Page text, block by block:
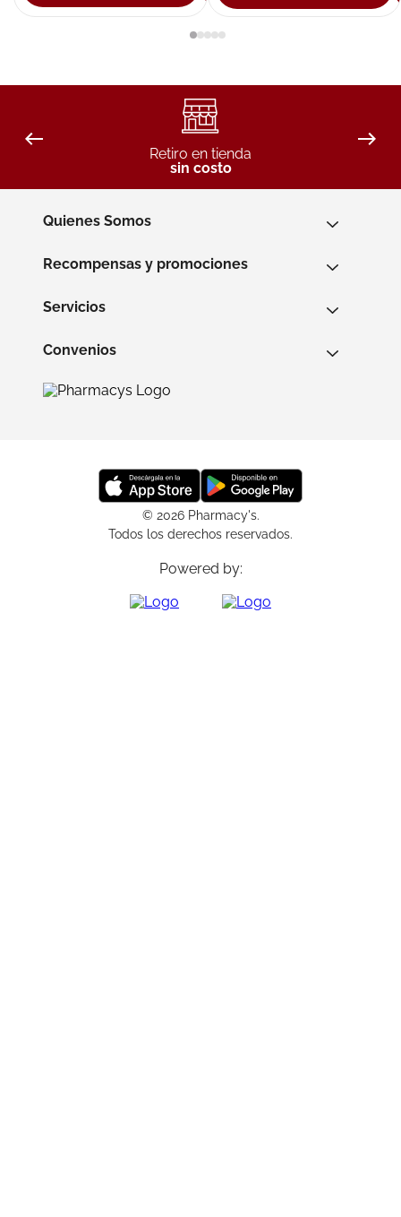
Retiro en tienda
sin costo
Quienes Somos
Recompensas y promociones
Servicios
Convenios
© 2026 Pharmacy's.
Todos los derechos reservados.
Powered by: